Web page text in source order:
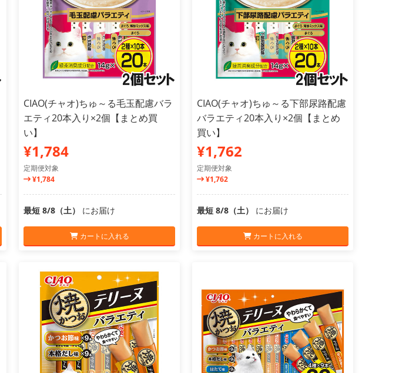
CIAO(チャオ)ちゅ～る毛玉配慮バラ
エティ20本入り×2個【まとめ買
い】
¥1,784
定期便対象
¥1,784
最短 8/8（土） にお届け
カートに入れる
CIAO(チャオ)ちゅ～る下部尿路配慮
バラエティ20本入り×2個【まとめ
買い】
¥1,762
定期便対象
¥1,762
最短 8/8（土） にお届け
カートに入れる